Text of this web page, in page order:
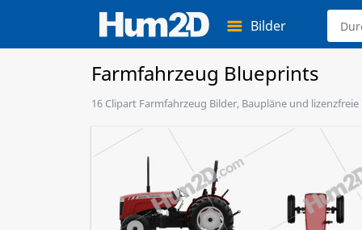
Bilder
Farmfahrzeug Blueprints
16 Clipart Farmfahrzeug Bilder, Baupläne und